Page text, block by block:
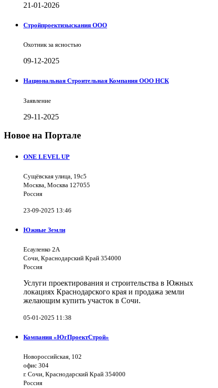
21-01-2026
Стройпроектизыскания ООО
Охотник за ясностью
09-12-2025
Национальная Строительная Компания ООО НСК
Заявление
29-11-2025
Новое на Портале
ONE LEVEL UP
Сущёвская улица, 19с5
Москва, Москва 127055
Россия
23-09-2025 13:46
Южные Земли
Есауленко 2А
Сочи, Краснодарский Край 354000
Россия
Услуги проектирования и строительства в Южных
локациях Краснодарского края и продажа земли
желающим купить участок в Сочи.
05-01-2025 11:38
Компания «ЮгПроектСтрой»
Новороссийская, 102
офис 304
г. Сочи, Краснодарский Край 354000
Россия